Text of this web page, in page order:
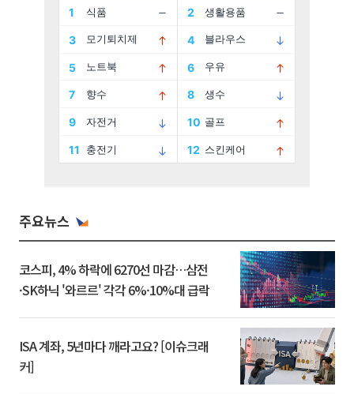
주요뉴스
코스피, 4% 하락에 6270선 마감…삼전
·SK하닉 '와르르' 각각 6%·10%대 급락
ISA 계좌, 5년마다 깨라고요? [이슈크래
커]